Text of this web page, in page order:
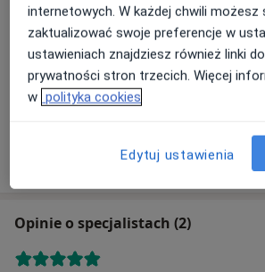
Powiększ mapę
Sienkiewicza 1, 43-400 Cieszyn
Opinie o specjalistach (2)
internetowych. W każdej chwili możesz
zaktualizować swoje preferencje w
ustawieniach znajdziesz również linki
prywatności stron trzecich. Więcej
w polityka cookies
Edytuj ustawienia